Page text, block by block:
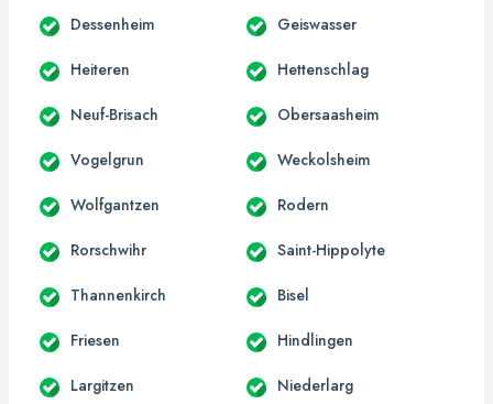
Dessenheim Geiswasser
Heiteren Hettenschlag
Neuf-Brisach Obersaasheim
Vogelgrun Weckolsheim
Wolfgantzen Rodern
Rorschwihr Saint-Hippolyte
Thannenkirch Bisel
Friesen Hindlingen
Largitzen Niederlarg